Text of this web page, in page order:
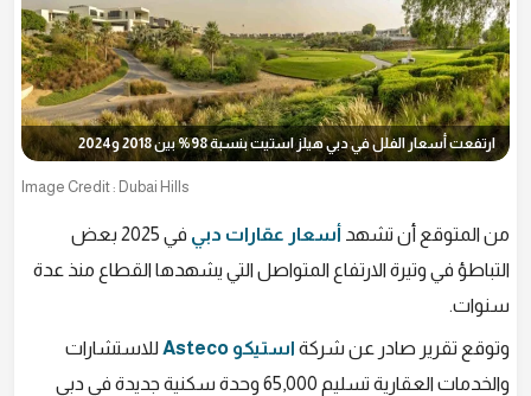
ارتفعت أسعار الفلل في دبي هيلز استيت بنسبة 98% بين 2018 و2024
Image Credit : Dubai Hills
من المتوقع أن تشهد أسعار عقارات دبي
في 2025 بعض
التباطؤ في وتيرة الارتفاع المتواصل التي يشهدها القطاع منذ عدة
سنوات.
وتوقع تقرير صادر عن شركة استيكو Asteco
للاستشارات
والخدمات العقارية تسليم 65,000 وحدة سكنية جديدة في دبي